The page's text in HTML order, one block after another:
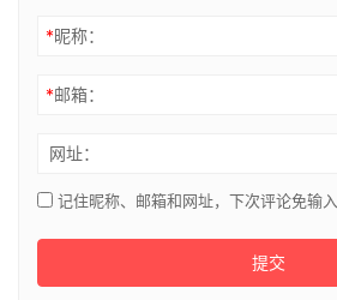
*昵称：
*邮箱：
网址：
记住昵称、邮箱和网址，下次评论免输入
提交